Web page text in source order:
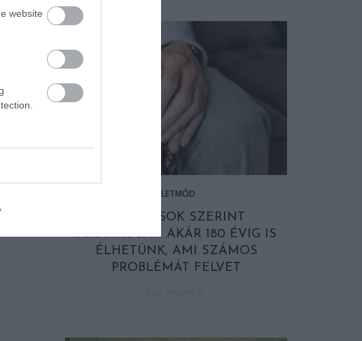
website
ÉLETMÓD
A TUDÓSOK SZERINT
HAMAROSAN AKÁR 180 ÉVIG IS
ÉLHETÜNK, AMI SZÁMOS
PROBLÉMÁT FELVET